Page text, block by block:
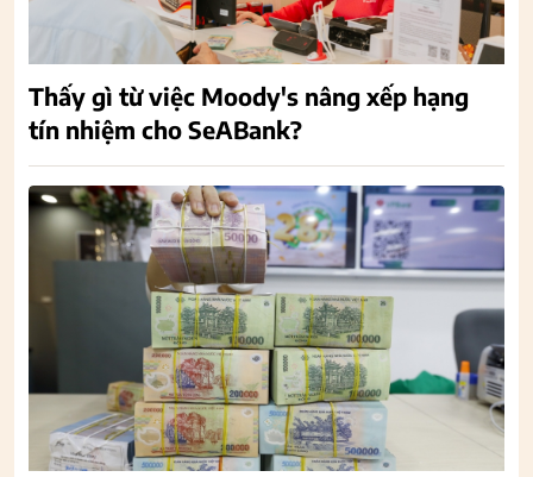
Thấy gì từ việc Moody's nâng xếp hạng
tín nhiệm cho SeABank?